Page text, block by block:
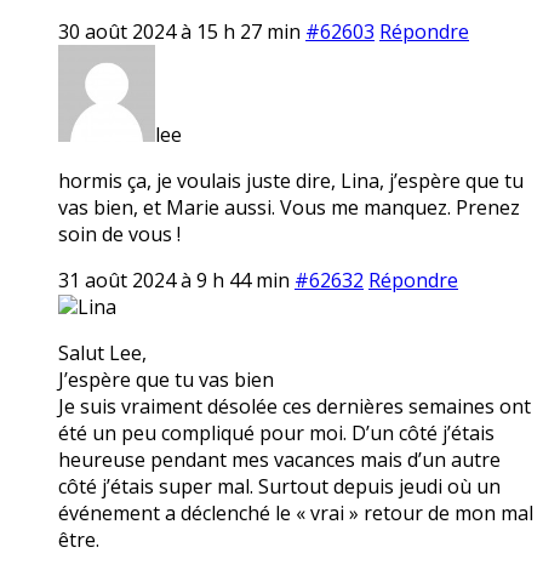
30 août 2024 à 15 h 27 min #62603 Répondre
lee
hormis ça, je voulais juste dire, Lina, j’espère que tu
vas bien, et Marie aussi. Vous me manquez. Prenez
soin de vous !
31 août 2024 à 9 h 44 min #62632 Répondre
Lina
Salut Lee,
J’espère que tu vas bien
Je suis vraiment désolée ces dernières semaines ont
été un peu compliqué pour moi. D’un côté j’étais
heureuse pendant mes vacances mais d’un autre
côté j’étais super mal. Surtout depuis jeudi où un
événement a déclenché le « vrai » retour de mon mal
être.